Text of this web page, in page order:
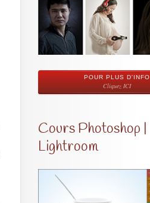
POUR PLUS D'INFO
Cliquez ICI
Cours Photoshop |
Lightroom